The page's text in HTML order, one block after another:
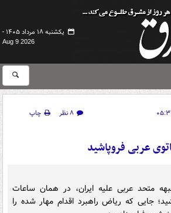
یکشنبه ۱۸ مرداد ۱۴۰۵ -
Aug 9 2026
۸ نظر
چاپ
عربی فروپاشید
متحد عربی علیه ایران، در همان ساعات
جایی که ریاض راهبرد اقدام مهار شده را